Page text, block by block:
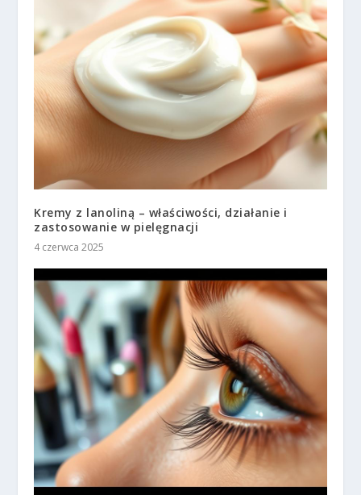
Kremy z lanoliną – właściwości, działanie i
zastosowanie w pielęgnacji
4 czerwca 2025